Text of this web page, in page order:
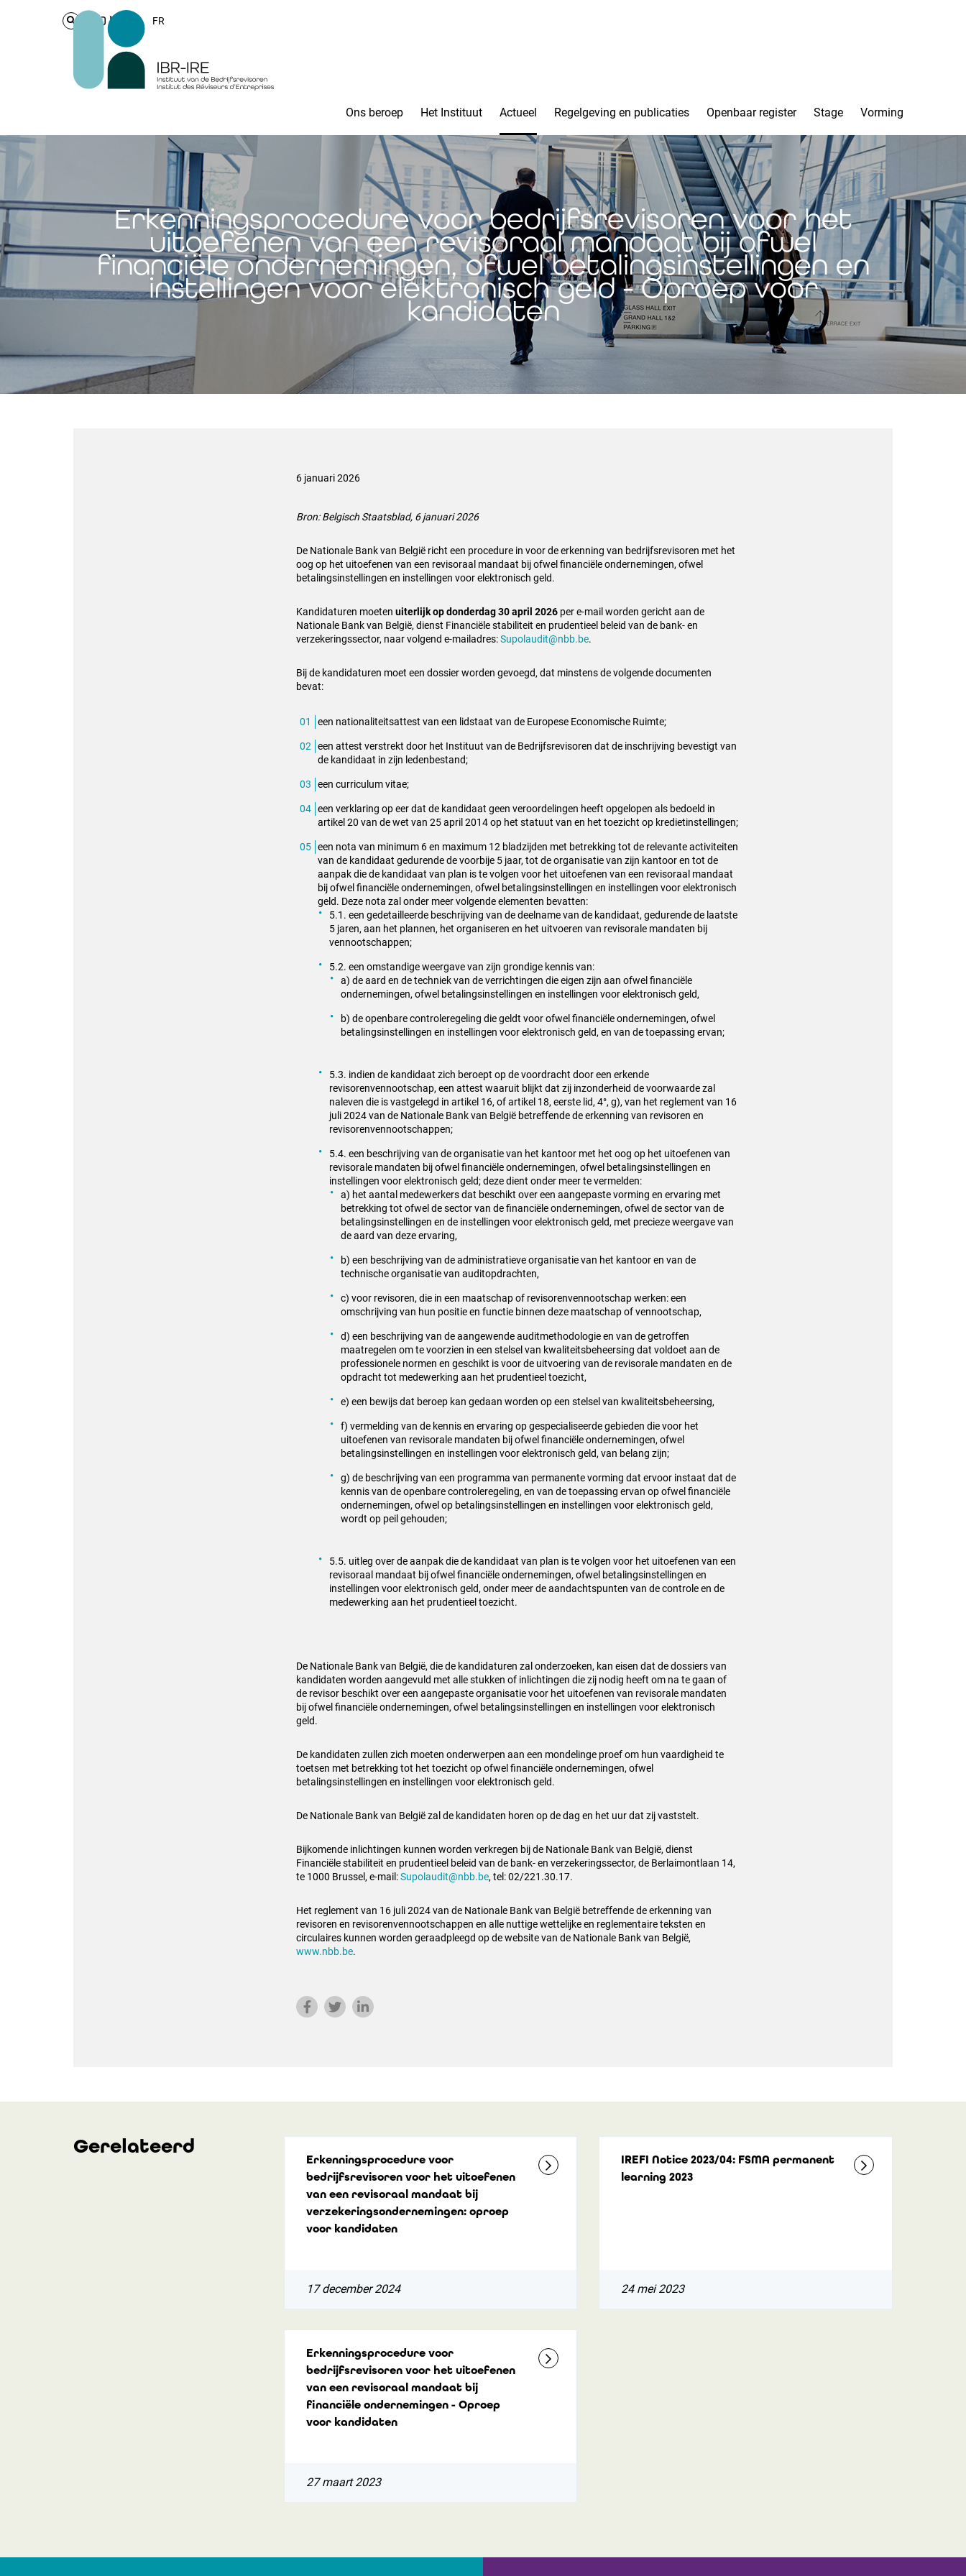
Login FR
Ons beroep Het Instituut Actueel Regelgeving en publicaties Openbaar register Stage Vorming
Erkenningsprocedure voor bedrijfsrevisoren voor het
uitoefenen van een revisoraal mandaat bij ofwel
financiële ondernemingen, ofwel betalingsinstellingen en
instellingen voor elektronisch geld - Oproep voor
kandidaten
6 januari 2026
Bron:Belgisch Staatsblad, 6 januari 2026
De Nationale Bank van België richt een procedure in voor de erkenning van bedrijfsrevisoren met het
oog op het uitoefenen van een revisoraal mandaat bij ofwel financiële ondernemingen, ofwel
betalingsinstellingen en instellingen voor elektronisch geld.
Kandidaturen moeten uiterlijk op donderdag 30 april 2026 per e-mail worden gericht aan de
Nationale Bank van België, dienst Financiële stabiliteit en prudentieel beleid van de bank- en
verzekeringssector, naar volgend e-mailadres:Supolaudit@nbb.be.
Bij de kandidaturen moet een dossier worden gevoegd, dat minstens de volgende documenten
bevat:
een nationaliteitsattest van een lidstaat van de Europese Economische Ruimte;
een attest verstrekt door het Instituut van de Bedrijfsrevisoren dat de inschrijving bevestigt van
de kandidaat in zijn ledenbestand;
een curriculum vitae;
een verklaring op eer dat de kandidaat geen veroordelingen heeft opgelopen als bedoeld in
artikel 20 van de wet van 25 april 2014 op het statuut van en het toezicht op kredietinstellingen;
een nota van minimum 6 en maximum 12 bladzijden met betrekking tot de relevante activiteiten
van de kandidaat gedurende de voorbije 5 jaar, tot de organisatie van zijn kantoor en tot de
aanpak die de kandidaat van plan is te volgen voor het uitoefenen van een revisoraal mandaat
bij ofwel financiële ondernemingen, ofwel betalingsinstellingen en instellingen voor elektronisch
geld. Deze nota zal onder meer volgende elementen bevatten:
5.1. een gedetailleerde beschrijving van de deelname van de kandidaat, gedurende de laatste
5 jaren, aan het plannen, het organiseren en het uitvoeren van revisorale mandaten bij
vennootschappen;
5.2. een omstandige weergave van zijn grondige kennis van:
a) de aard en de techniek van de verrichtingen die eigen zijn aan ofwel financiële
ondernemingen, ofwel betalingsinstellingen en instellingen voor elektronisch geld,
b) de openbare controleregeling die geldt voor ofwel financiële ondernemingen, ofwel
betalingsinstellingen en instellingen voor elektronisch geld, en van de toepassing ervan;
5.3. indien de kandidaat zich beroept op de voordracht door een erkende
revisorenvennootschap, een attest waaruit blijkt dat zij inzonderheid de voorwaarde zal
naleven die is vastgelegd in artikel 16, of artikel 18, eerste lid, 4°, g), van het reglement van 16
juli 2024 van de Nationale Bank van België betreffende de erkenning van revisoren en
revisorenvennootschappen;
5.4. een beschrijving van de organisatie van het kantoor met het oog op het uitoefenen van
revisorale mandaten bij ofwel financiële ondernemingen, ofwel betalingsinstellingen en
instellingen voor elektronisch geld; deze dient onder meer te vermelden:
a) het aantal medewerkers dat beschikt over een aangepaste vorming en ervaring met
betrekking tot ofwel de sector van de financiële ondernemingen, ofwel de sector van de
betalingsinstellingen en de instellingen voor elektronisch geld, met precieze weergave van
de aard van deze ervaring,
b) een beschrijving van de administratieve organisatie van het kantoor en van de
technische organisatie van auditopdrachten,
c) voor revisoren, die in een maatschap of revisorenvennootschap werken: een
omschrijving van hun positie en functie binnen deze maatschap of vennootschap,
d) een beschrijving van de aangewende auditmethodologie en van de getroffen
maatregelen om te voorzien in een stelsel van kwaliteitsbeheersing dat voldoet aan de
professionele normen en geschikt is voor de uitvoering van de revisorale mandaten en de
opdracht tot medewerking aan het prudentieel toezicht,
e) een bewijs dat beroep kan gedaan worden op een stelsel van kwaliteitsbeheersing,
f) vermelding van de kennis en ervaring op gespecialiseerde gebieden die voor het
uitoefenen van revisorale mandaten bij ofwel financiële ondernemingen, ofwel
betalingsinstellingen en instellingen voor elektronisch geld, van belang zijn;
g) de beschrijving van een programma van permanente vorming dat ervoor instaat dat de
kennis van de openbare controleregeling, en van de toepassing ervan op ofwel financiële
ondernemingen, ofwel op betalingsinstellingen en instellingen voor elektronisch geld,
wordt op peil gehouden;
5.5. uitleg over de aanpak die de kandidaat van plan is te volgen voor het uitoefenen van een
revisoraal mandaat bij ofwel financiële ondernemingen, ofwel betalingsinstellingen en
instellingen voor elektronisch geld, onder meer de aandachtspunten van de controle en de
medewerking aan het prudentieel toezicht.
De Nationale Bank van België, die de kandidaturen zal onderzoeken, kan eisen dat de dossiers van
kandidaten worden aangevuld met alle stukken of inlichtingen die zij nodig heeft om na te gaan of
de revisor beschikt over een aangepaste organisatie voor het uitoefenen van revisorale mandaten
bij ofwel financiële ondernemingen, ofwel betalingsinstellingen en instellingen voor elektronisch
geld.
De kandidaten zullen zich moeten onderwerpen aan een mondelinge proef om hun vaardigheid te
toetsen met betrekking tot het toezicht op ofwel financiële ondernemingen, ofwel
betalingsinstellingen en instellingen voor elektronisch geld.
De Nationale Bank van België zal de kandidaten horen op de dag en het uur dat zij vaststelt.
Bijkomende inlichtingen kunnen worden verkregen bij de Nationale Bank van België, dienst
Financiële stabiliteit en prudentieel beleid van de bank- en verzekeringssector, de Berlaimontlaan 14,
te 1000 Brussel, e-mail:Supolaudit@nbb.be, tel: 02/221.30.17.
Het reglement van 16 juli 2024 van de Nationale Bank van België betreffende de erkenning van
revisoren en revisorenvennootschappen en alle nuttige wettelijke en reglementaire teksten en
circulaires kunnen worden geraadpleegd op de website van de Nationale Bank van België,
www.nbb.be.
Gerelateerd
Erkenningsprocedure voor
bedrijfsrevisoren voor het uitoefenen
van een revisoraal mandaat bij
verzekeringsondernemingen: oproep
voor kandidaten
17 december 2024
IREFI Notice 2023/04: FSMA permanent
learning 2023
24 mei 2023
Erkenningsprocedure voor
bedrijfsrevisoren voor het uitoefenen
van een revisoraal mandaat bij
financiële ondernemingen - Oproep
voor kandidaten
27 maart 2023